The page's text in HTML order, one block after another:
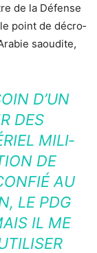
de la Défense
le point de décro­
saou­dite,
D’UN
DES
MILI­
DE
AU
LE PDG
IL ME